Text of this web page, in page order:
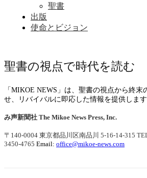
聖書
出版
使命とビジョン
聖書の視点で時代を読む
「MIKOE NEWS」は、聖書の視点から終末
せ、リバイバルに即応した情報を提供します
み声新聞社 The Mikoe News Press, Inc.
〒140-0004 東京都品川区南品川 5-16-14-315
3450-4765 Email: office@mikoe-news.com